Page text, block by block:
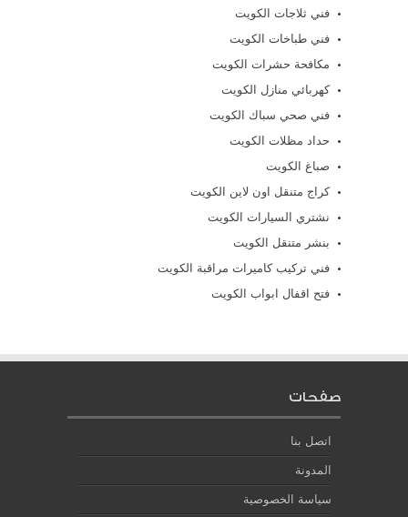
فني ثلاجات الكويت
فني طباخات الكويت
مكافحة حشرات الكويت
كهربائي منازل الكويت
فني صحي سباك الكويت
حداد مظلات الكويت
صباغ الكويت
كراج متنقل اون لاين الكويت
نشتري السيارات الكويت
بنشر متنقل الكويت
فني تركيب كاميرات مراقبة الكويت
فتح اقفال ابواب الكويت
صفحات
اتصل بنا
المدونة
سياسة الخصوصية